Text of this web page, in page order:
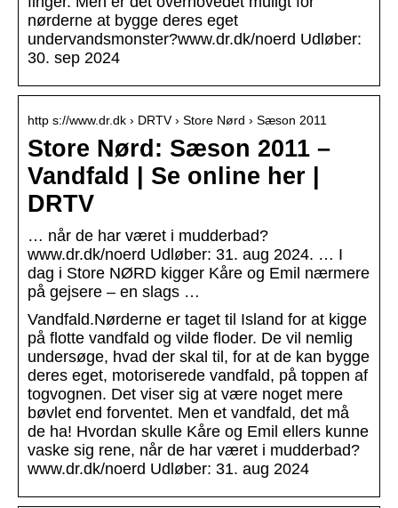
nørderne at bygge deres eget
undervandsmonster?www.dr.dk/noerd Udløber:
30. sep 2024
http s://www.dr.dk › DRTV › Store Nørd › Sæson 2011
Store Nørd: Sæson 2011 –
Vandfald | Se online her |
DRTV
… når de har været i mudderbad?
www.dr.dk/noerd Udløber: 31. aug 2024. … I
dag i Store NØRD kigger Kåre og Emil nærmere
på gejsere – en slags …
Vandfald.Nørderne er taget til Island for at kigge
på flotte vandfald og vilde floder. De vil nemlig
undersøge, hvad der skal til, for at de kan bygge
deres eget, motoriserede vandfald, på toppen af
togvognen. Det viser sig at være noget mere
bøvlet end forventet. Men et vandfald, det må
de ha! Hvordan skulle Kåre og Emil ellers kunne
vaske sig rene, når de har været i mudderbad?
www.dr.dk/noerd Udløber: 31. aug 2024